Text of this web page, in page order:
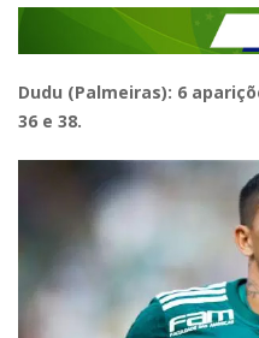
Dudu (Palmeiras): 6
36 e 38.